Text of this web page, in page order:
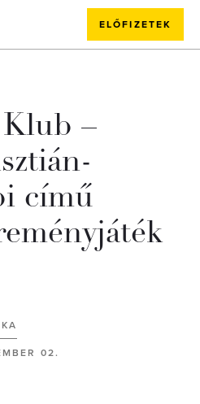
ELŐFIZETEK
–
című
02.